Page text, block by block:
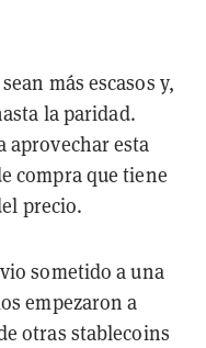
más escasos y,
la paridad.
aprovechar esta
compra que tiene
precio.
sometido a una
empezaron a
otras stablecoins